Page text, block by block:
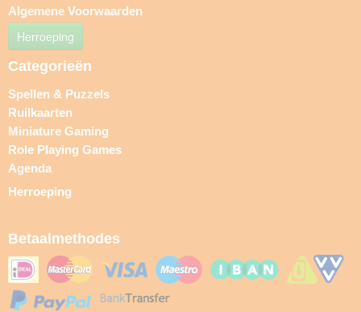
Algemene Voorwaarden
Herroeping
Categorieën
Spellen & Puzzels
Ruilkaarten
Miniature Gaming
Role Playing Games
Agenda
Herroeping
Betaalmethodes